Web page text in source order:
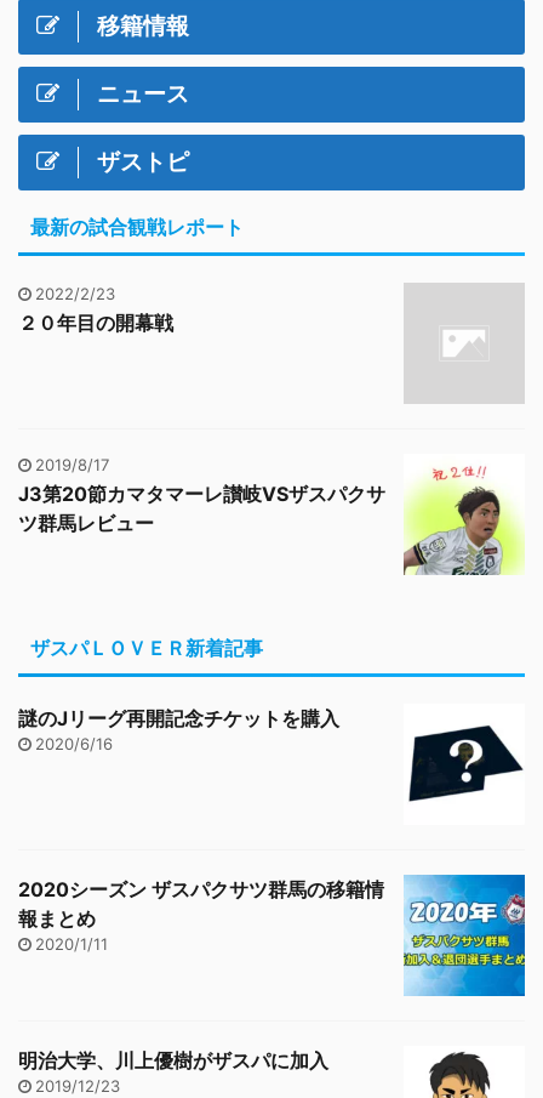
移籍情報
ニュース
ザストピ
最新の試合観戦レポート
2022/2/23
２０年目の開幕戦
2019/8/17
J3第20節カマタマーレ讃岐VSザスパクサ
ツ群馬レビュー
ザスパＬＯＶＥＲ新着記事
謎のJリーグ再開記念チケットを購入
2020/6/16
2020シーズン ザスパクサツ群馬の移籍情
報まとめ
2020/1/11
明治大学、川上優樹がザスパに加入
2019/12/23